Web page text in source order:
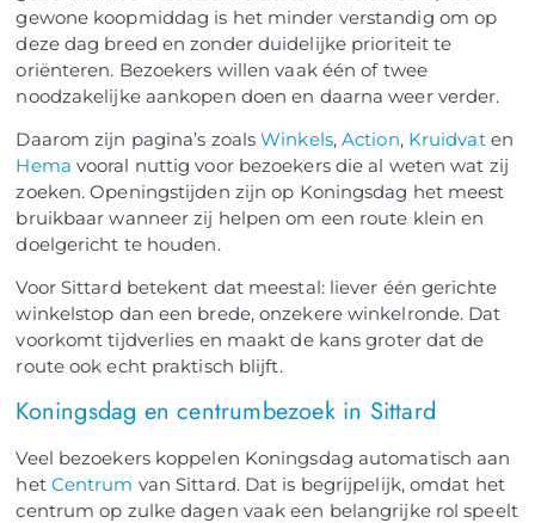
gewone koopmiddag is het minder verstandig om op
deze dag breed en zonder duidelijke prioriteit te
oriënteren. Bezoekers willen vaak één of twee
noodzakelijke aankopen doen en daarna weer verder.
Daarom zijn pagina’s zoalsWinkels,Action, Kruidvaten
Hema vooral nuttig voor bezoekers die al weten wat zij
zoeken. Openingstijden zijn op Koningsdag het meest
bruikbaar wanneer zij helpen om een route klein en
doelgericht te houden.
Voor Sittard betekent dat meestal: liever één gerichte
winkelstop dan een brede, onzekere winkelronde. Dat
voorkomt tijdverlies en maakt de kans groter dat de
route ook echt praktisch blijft.
Koningsdag en centrumbezoek in Sittard
Veel bezoekers koppelen Koningsdag automatisch aan
het Centrum van Sittard. Dat is begrijpelijk, omdat het
centrum op zulke dagen vaak een belangrijke rol speelt